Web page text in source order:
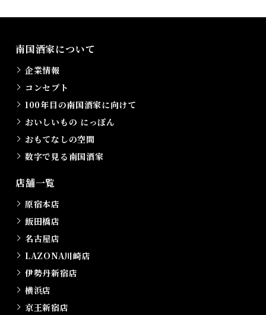
南国酒家について
企業情報
コンセプト
100年目の南国酒家に向けて
おいしいもの にっぽん
おもてなしの空間
数字で見る南国酒家
店舗一覧
原宿本店
飯田橋店
名古屋店
LAZONA川崎店
伊勢丹新宿店
横浜店
京王新宿店